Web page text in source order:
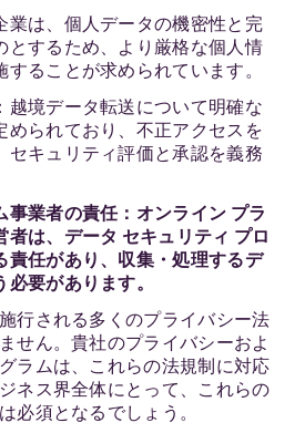
業は、個人データの機密性と完
とするため、より厳格な個人情
ることが求められています。
越境データ転送について明確な
められており、不正アクセスを
セキュリティ評価と承認を義務
事業者の責任：オンライン プラ
者は、データ セキュリティ プロ
責任があり、収集・処理するデ
要があります。
行される多くのプライバシー法
せん。貴社のプライバシーおよ
ラムは、これらの法規制に対応
ネス界全体にとって、これらの
必須となるでしょう。